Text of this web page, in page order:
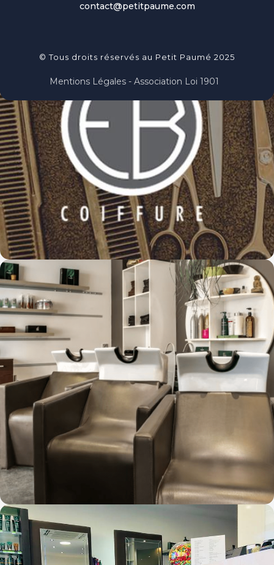
contact@petitpaume.com
© Tous droits réservés au Petit Paumé 2025
Mentions Légales - Association Loi 1901